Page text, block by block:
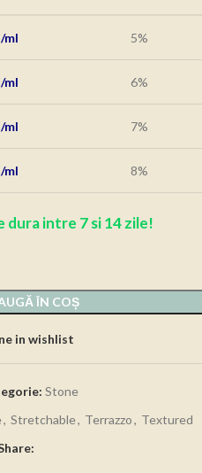
5%
6%
7%
8%
dura intre 7 si 14 zile!
ÎN COȘ
in wishlist
Stone
, Stretchable, Terrazzo, Textured